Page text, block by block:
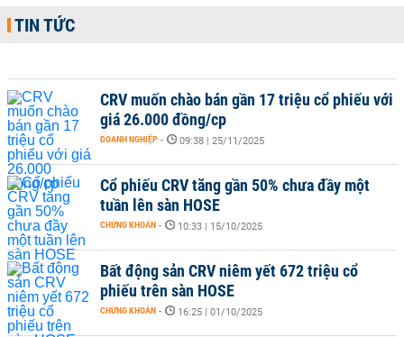
TIN TỨC
CRV muốn chào bán gần 17 triệu cổ phiếu với
giá 26.000 đồng/cp
DOANH NGHIỆP - 09:38 | 25/11/2025
Cổ phiếu CRV tăng gần 50% chưa đầy một
tuần lên sàn HOSE
CHỨNG KHOÁN - 10:33 | 15/10/2025
Bất động sản CRV niêm yết 672 triệu cổ
phiếu trên sàn HOSE
CHỨNG KHOÁN - 16:25 | 01/10/2025